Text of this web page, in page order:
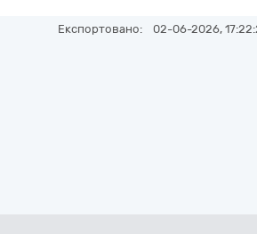
Експортовано: 02-06-2026,